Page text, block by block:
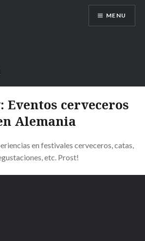
MENU
Eventos cerveceros
Alemania
en festivales cerveceros, catas,
etc. Prost!